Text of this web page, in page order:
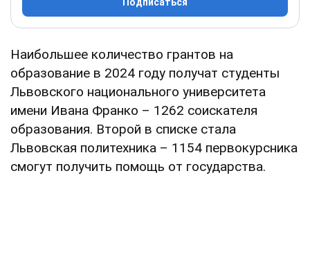
Наибольшее количество грантов на
образование в 2024 году получат студенты
Львовского национального университета
имени Ивана Франко – 1262 соискателя
образования. Второй в списке стала
Львовская политехника – 1154 первокурсника
смогут получить помощь от государства.